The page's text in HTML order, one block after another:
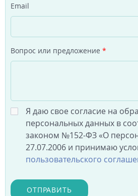
Email
Вопрос или предложение *
Я даю свое согласие на
персональных данных в
законом №152-ФЗ «О
27.07.2006 и принимаю
пользовательского
ОТПРАВИТЬ